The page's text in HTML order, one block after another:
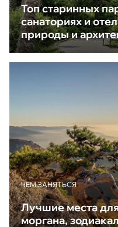
Топ старинных
санаториях и
природы и
ЧЕМ ЗАНЯТЬСЯ
Лучшие места
моргана,